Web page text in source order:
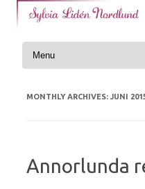
MONTHLY ARCHIVES: JUNI
Annorlunda